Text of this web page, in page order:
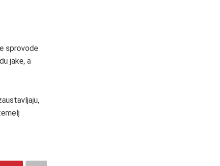
sprovode
jake, a